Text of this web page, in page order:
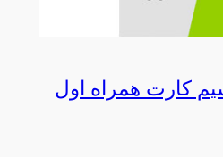
کارت همراه اول